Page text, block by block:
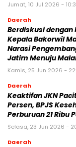
Jumat, 10 Jul 2026 -
Daerah
Berdiskusi dengan
Kepala Bakorwil
Narasi
Jatim Menuju
Kamis, 25 Jun 2026 -
Daerah
Keaktifan JKN
Persen, BPJS
Perburuan 21 Ribu
Selasa, 23 Jun 2026 -
Daerah